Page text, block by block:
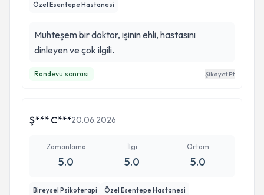
Özel Esentepe Hastanesi
Muhteşem bir doktor, işinin ehli, hastasını
dinleyen ve çok ilgili.
Randevu sonrası Şikayet Et
Ş*** C***20.06.2026
Zamanlama
5.0
İlgi
5.0
Ortam
5.0
Bireysel Psikoterapi Özel Esentepe Hastanesi